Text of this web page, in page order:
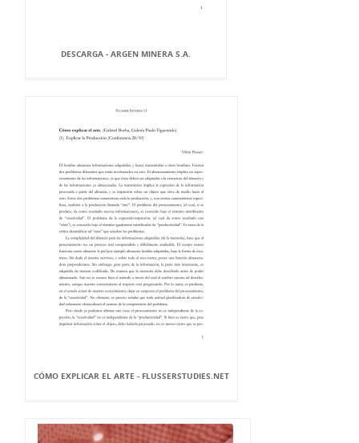
DESCARGA - ARGEN MINERA S.A.
CÓMO EXPLICAR EL ARTE - FLUSSERSTUDIES.NET